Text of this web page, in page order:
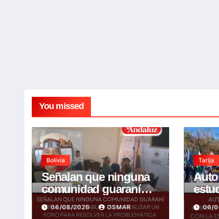
You missed
Bolivia
Señalan que ninguna
comunidad guaraní
toma agua potable y
piden realizar un Foro
06/08/2026 OSMAR
Tarija
06/